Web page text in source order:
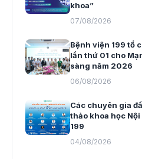
khoa”
07/08/2026
Bệnh viện 199 tổ
lần thứ 01 cho
sàng năm 2026
06/08/2026
Các chuyên gia
thảo khoa học
199
04/08/2026